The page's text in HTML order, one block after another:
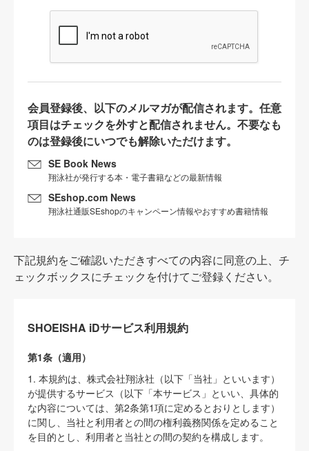
会員登録後、以下のメルマガが配信されます。任意
項目はチェックを外すと配信されません。不要なも
のは登録後にいつでも解除いただけます。
SE Book News
翔泳社が発行する本・電子書籍などの最新情報
SEshop.com News
翔泳社通販SEshopのキャンペーン情報やおすすめ書籍情報
下記規約をご確認いただきすべての内容に同意の上、チ
ェックボックスにチェックを付けてご登録ください。
SHOEISHA iDサービス利用規約
第1条（適用）
1. 本規約は、株式会社翔泳社（以下「当社」といいます）
が提供するサービス（以下「本サービス」といい、具体的
な内容については、第2条第1項に定めるとおりとします）
に関し、当社と利用者との間の権利義務関係を定めること
を目的とし、利用者と当社との間の契約を構成します。